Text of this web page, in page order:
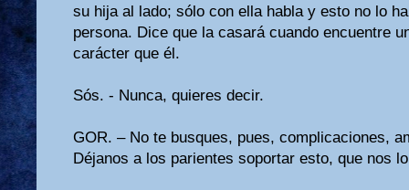
su hija al lado; sólo con ella habla y esto no lo
persona. Dice que la casará cuando encuentre
carácter que él.
Sós. - Nunca, quieres decir.
GOR. – No te busques, pues, complicaciones,
Déjanos a los parientes soportar esto, que nos